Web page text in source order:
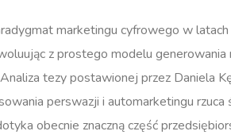
marketingu cyfrowego w
z prostego modelu
Analiza tezy postawionej przez Daniela
perswazji i automarketingu
obecnie znaczną część